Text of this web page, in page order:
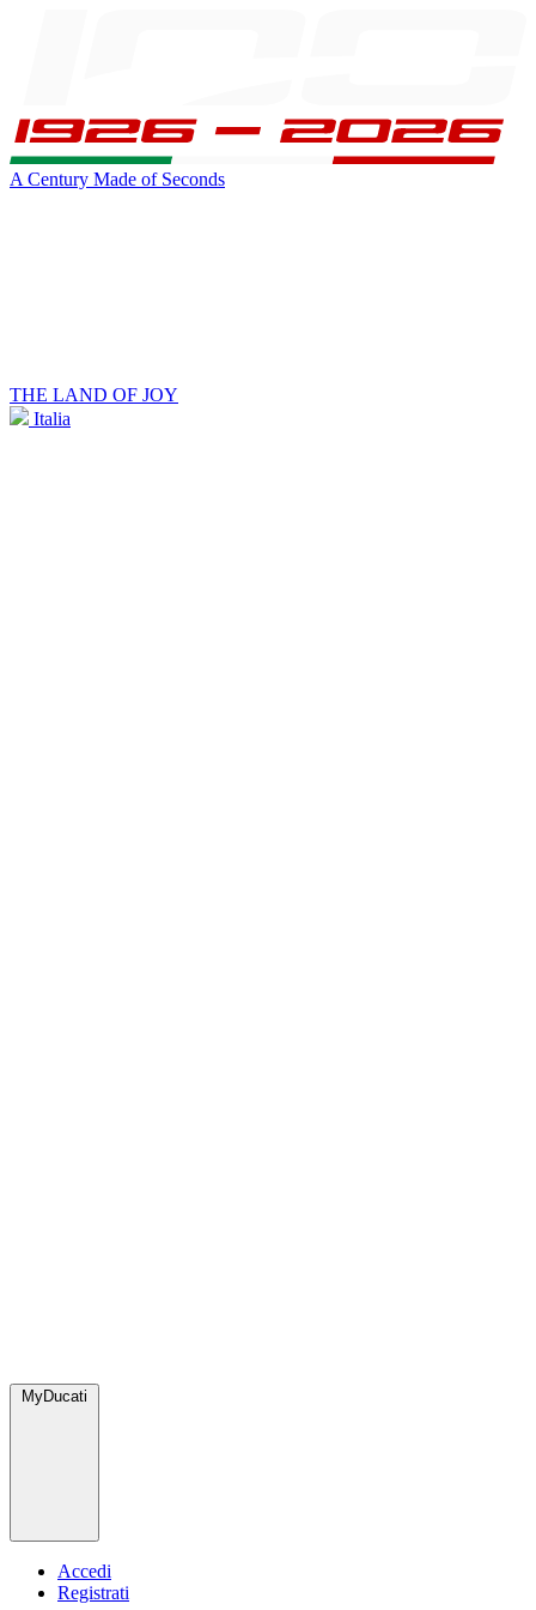
A Century Made of Seconds
THE LAND OF JOY
Italia
MyDucati
Accedi
Registrati